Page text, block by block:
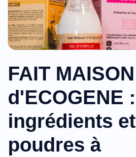
FAIT MAISON
d'ECOGENE :
ingrédients et
poudres à